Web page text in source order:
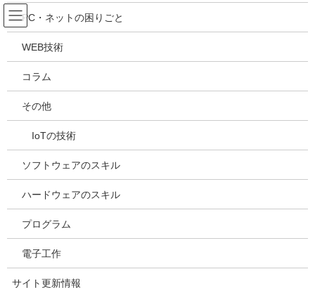
コ
ン
テ
ツ
ス
ッ
ナ
ビ
ゲ
シ
ン
移
吉川万能ＩＴ研究所
メディア
HOME
2021年5月17日
20210517145955
PC・ネットの困りごと
WEB技術
コラム
その他
IoTの技術
ソフトウェアのスキル
ハードウェアのスキル
プログラム
電子工作
サイト更新情報